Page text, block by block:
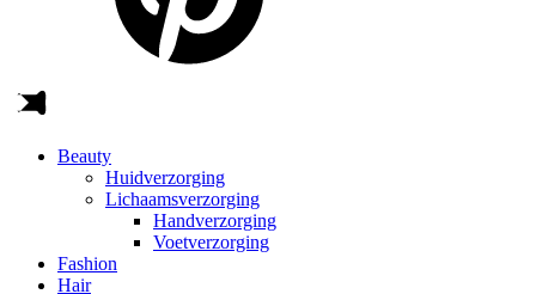
Beauty
Huidverzorging
Lichaamsverzorging
Handverzorging
Voetverzorging
Fashion
Hair